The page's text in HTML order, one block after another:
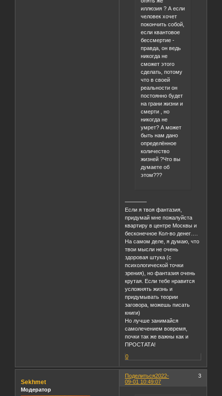
иллюзия ? А если
человек хочет
покончить собой,
если квантовое
бессмертие -
правда, он ведь
никогда не
сможет этого
сделать, потому
что в своей
реальности он
постоянно будет
на грани жизни и
смерти , но
никогда не
умрет? А может
быть нам дано
определённое
количество
жизней ?Что вы
думаете об
этом???
————
Если я твоя фантазия,
придумай мне пожалуйста
квартиру в центре Москвы и
бесконечное Кол-во денег….
На самом деле, я думаю, что
твои мысли не очень
здоровая штука (с
психологической точки
зрения), но фантазия очень
крутая. Если тебе нравится
усложнять жизнь и
придумывать теории
заговора, можешь писать
книги)
Но лучше занимайся
самолечением вовремя,
почки так же важны как и
ПРОСТАТА!
0
Поделиться 3
2022-
09-01 10:49:07
Sekhmet
Модератор